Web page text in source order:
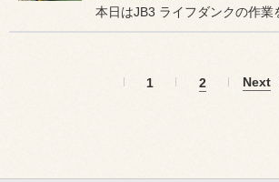
1 2 Next